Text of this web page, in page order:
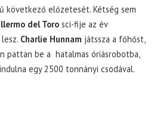
következő előzetesét. Kétség sem
del Toro sci-fije az év
Charlie Hunnam játssza a főhőst,
pattan be a hatalmas óriásrobotba,
egy 2500 tonnányi csodával.